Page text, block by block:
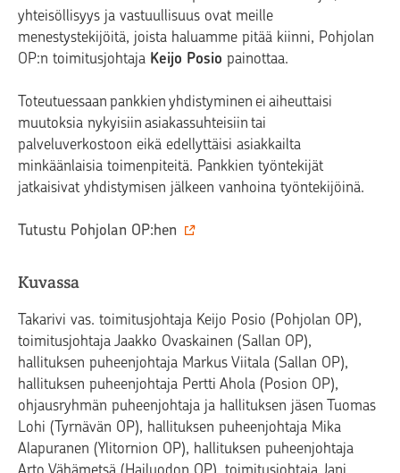
yhteisöllisyys ja vastuullisuus ovat meille
menestystekijöitä, joista haluamme pitää kiinni, Pohjolan
OP:n toimitusjohtaja Keijo Posio painottaa.
Toteutuessaan pankkien yhdistyminen ei aiheuttaisi
muutoksia nykyisiin asiakassuhteisiin tai
palveluverkostoon eikä edellyttäisi asiakkailta
minkäänlaisia toimenpiteitä. Pankkien työntekijät
jatkaisivat yhdistymisen jälkeen vanhoina työntekijöinä.
Tutustu Pohjolan OP:hen
Kuvassa
Takarivi vas. toimitusjohtaja Keijo Posio (Pohjolan OP),
toimitusjohtaja Jaakko Ovaskainen (Sallan OP),
hallituksen puheenjohtaja Markus Viitala (Sallan OP),
hallituksen puheenjohtaja Pertti Ahola (Posion OP),
ohjausryhmän puheenjohtaja ja hallituksen jäsen Tuomas
Lohi (Tyrnävän OP), hallituksen puheenjohtaja Mika
Alapuranen (Ylitornion OP), hallituksen puheenjohtaja
Arto Vähämetsä (Hailuodon OP), toimitusjohtaja Jani